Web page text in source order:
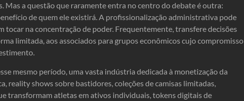
Mas a questão que raramente entra no centro do debate é outra:
de quem ele existirá. A profissionalização administrativa pode
tocar na concentração de poder. Frequentemente, transfere decisões
limitada, aos associados para grupos econômicos cujo compromisso
mesmo período, uma vasta indústria dedicada à monetização da
reality shows sobre bastidores, coleções de camisas limitadas,
transformam atletas em ativos individuais, tokens digitais de